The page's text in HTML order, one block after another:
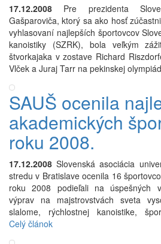
17.12.2008 Pre prezidenta
Gašparoviča, ktorý sa ako hosť
vyhlasovaní najlepších športovcov
kanoistiky (SZRK), bola veľkým
štvorkajaka v zostave Richard
Vlček a Juraj Tarr na pekinskej
SAUŠ ocenila
akademických
roku 2008.
17.12.2008 Slovenská asociácia
stredu v Bratislave ocenila 16
roku 2008 podieľali na úspešných
výprav na majstrovstvách sveta
slalome, rýchlostnej kanoistike,
Celý článok